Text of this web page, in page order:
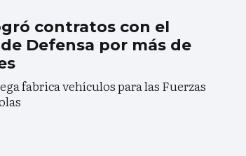
contratos con el
Defensa por más de
fabrica vehículos para las Fuerzas